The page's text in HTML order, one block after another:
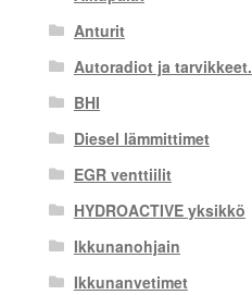
Anturit
Autoradiot ja tarvikkeet.
BHI
Diesel lämmittimet
EGR venttiilit
HYDROACTIVE yksikkö
Ikkunanohjain
Ikkunanvetimet